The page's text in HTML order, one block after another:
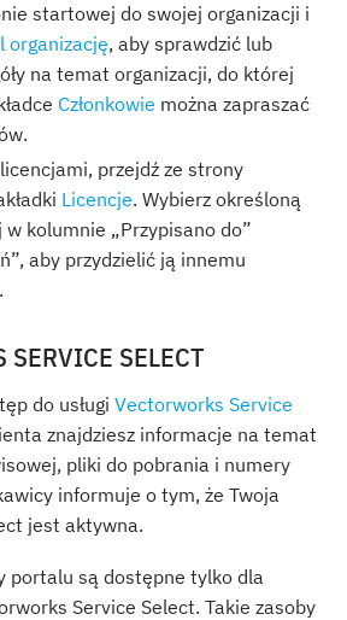
startowej do swojej organizacji i
organizację, aby sprawdzić lub
na temat organizacji, do której
Członkowie można zapraszać
przejdź ze strony
Licencje. Wybierz określoną
kolumnie „Przypisano do”
aby przydzielić ją innemu
SERVICE SELECT
do usługi Vectorworks Service
znajdziesz informacje na temat
pliki do pobrania i numery
informuje o tym, że Twoja
jest aktywna.
portalu są dostępne tylko dla
Service Select. Takie zasoby